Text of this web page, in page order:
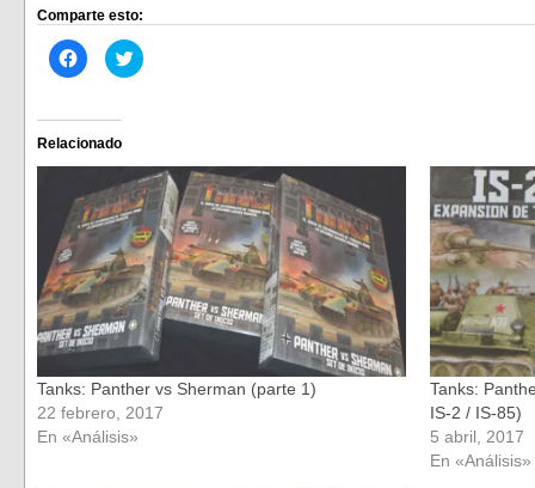
Comparte esto:
Haz
clic
Facebook
(Se
abre
en
ventana
nueva)
Haz
clic
en
una
ventana
nueva)
Relacionado
Tanks: Panther vs Sherman (parte 1)
22 febrero, 2017
En «Análisis»
Tanks:
IS-2 / IS-85)
5 abril, 2017
En «Análisis»